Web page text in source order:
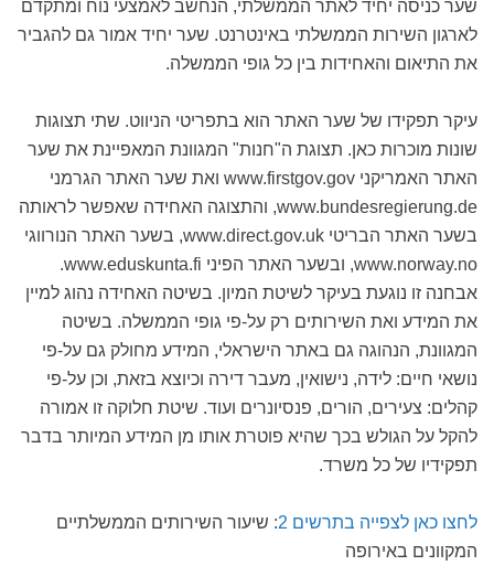
שער כניסה יחיד לאתר הממשלתי, הנחשב לאמצעי נוח ומתקדם
לארגון השירות הממשלתי באינטרנט. שער יחיד אמור גם להגביר
את התיאום והאחידות בין כל גופי הממשלה.
עיקר תפקידו של שער האתר הוא בתפריטי הניווט. שתי תצוגות
שונות מוכרות כאן. תצוגת ה"חנות" המגוונת המאפיינת את שער
האתר האמריקני www.firstgov.gov ואת שער האתר הגרמני
www.bundesregierung.de, והתצוגה האחידה שאפשר לראותה
בשער האתר הבריטי www.direct.gov.uk, בשער האתר הנורווגי
www.norway.no, ובשער האתר הפיני www.eduskunta.fi.
אבחנה זו נוגעת בעיקר לשיטת המיון. בשיטה האחידה נהוג למיין
את המידע ואת השירותים רק על-פי גופי הממשלה. בשיטה
המגוונת, הנהוגה גם באתר הישראלי, המידע מחולק גם על-פי
נושאי חיים: לידה, נישואין, מעבר דירה וכיוצא בזאת, וכן על-פי
קהלים: צעירים, הורים, פנסיונרים ועוד. שיטת חלוקה זו אמורה
להקל על הגולש בכך שהיא פוטרת אותו מן המידע המיותר בדבר
תפקידיו של כל משרד.
לחצו כאן לצפייה בתרשים 2
: שיעור השירותים הממשלתיים
המקוונים באירופה